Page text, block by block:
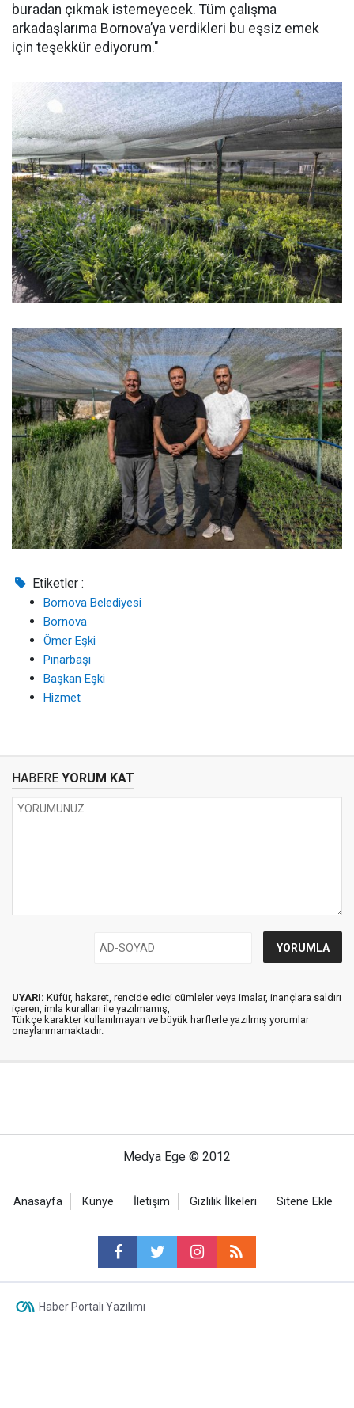
buradan çıkmak istemeyecek. Tüm çalışma
arkadaşlarıma Bornova’ya verdikleri bu eşsiz emek
için teşekkür ediyorum."
Etiketler :
Bornova Belediyesi
Bornova
Ömer Eşki
Pınarbaşı
Başkan Eşki
Hizmet
HABERE YORUM KAT
UYARI: Küfür, hakaret, rencide edici cümleler veya imalar, inançlara saldırı
içeren, imla kuralları ile yazılmamış,
Türkçe karakter kullanılmayan ve büyük harflerle yazılmış yorumlar
onaylanmamaktadır.
Medya Ege © 2012
Anasayfa Künye İletişim Gizlilik İlkeleri Sitene Ekle
Haber Portalı Yazılımı